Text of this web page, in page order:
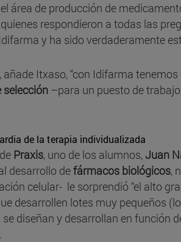
área de producción de
respondieron a todas las
y ha sido verdaderamente
añade Itxaso, “con Idifarma
selección –para un puesto de
de la terapia individualizada
Praxis, uno de los alumnos,Juan
desarrollo defármacos biológicos,
celular- le sorprendió “el alto
desarrollen lotes muy pequeños
diseñan y desarrollan en función